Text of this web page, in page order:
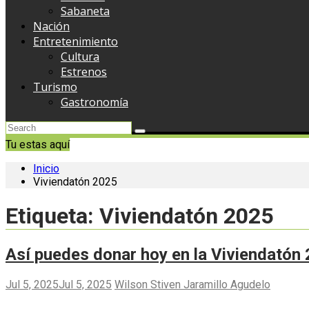
Sabaneta
Nación
Entretenimiento
Cultura
Estrenos
Turismo
Gastronomía
Tu estas aquí
Inicio
Viviendatón 2025
Etiqueta: Viviendatón 2025
Así puedes donar hoy en la Viviendatón
Jul 5, 2025Jul 5, 2025 Wilson Stiven Jaramillo Agudelo